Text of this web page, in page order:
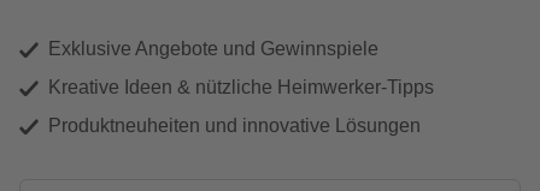
Exklusive Angebote und Gewinnspiele
Kreative Ideen & nützliche Heimwerker-Tipps
Produktneuheiten und innovative Lösungen